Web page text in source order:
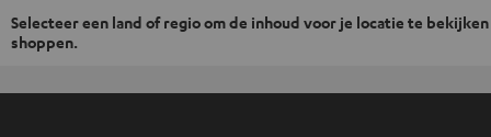
Selecteer een land of regio om de inhoud voor je locatie te
shoppen.